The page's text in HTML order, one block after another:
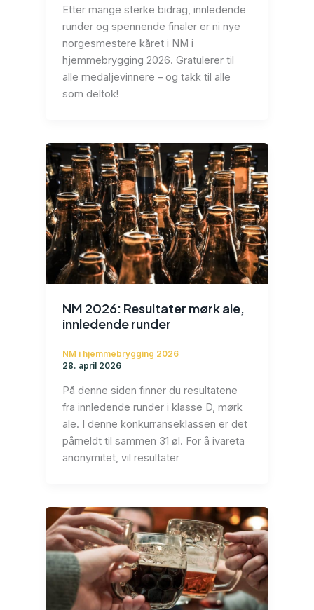
Etter mange sterke bidrag, innledende
runder og spennende finaler er ni nye
norgesmestere kåret i NM i
hjemmebrygging 2026. Gratulerer til
alle medaljevinnere – og takk til alle
som deltok!
NM 2026: Resultater mørk ale,
innledende runder
NM i hjemmebrygging 2026
28. april 2026
På denne siden finner du resultatene
fra innledende runder i klasse D, mørk
ale. I denne konkurranseklassen er det
påmeldt til sammen 31 øl. For å ivareta
anonymitet, vil resultater